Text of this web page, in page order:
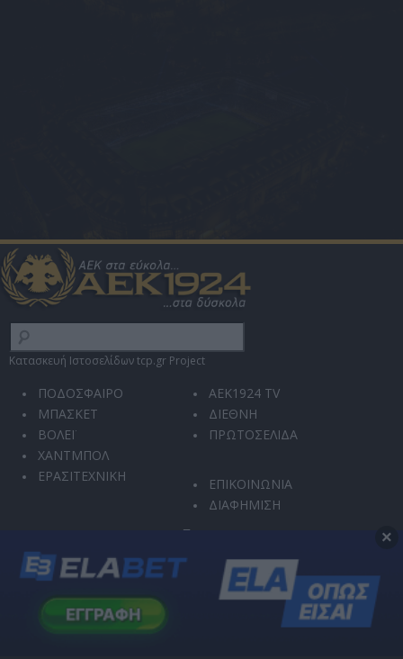
Κατασκευή Ιστοσελίδων tcp.gr Project
ΠΟΔΟΣΦΑΙΡΟ
ΜΠΑΣΚΕΤ
ΒΟΛΕΪ
ΧΑΝΤΜΠΟΛ
ΕΡΑΣΙΤΕΧΝΙΚΗ
AEK1924 TV
ΔΙΕΘΝΗ
ΠΡΩΤΟΣΕΛΙΔΑ
ΕΠΙΚΟΙΝΩΝΙΑ
ΔΙΑΦΗΜΙΣΗ
Ο ιστότοπός μας χρησιμοποιεί την υπηρεσία reCAPTCHA για την προστασία από
κακόβουλη χρήση και αυτοματοποιημένες επιθέσεις.
Η χρήση του ιστοτόπου διέπεται από την
Πολιτική Απορρήτουκαι τους
Όρους
×